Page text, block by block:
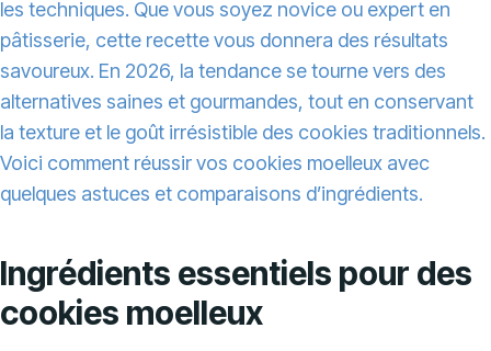
les techniques. Que vous soyez novice ou expert en
pâtisserie, cette recette vous donnera des résultats
savoureux. En 2026, la tendance se tourne vers des
alternatives saines et gourmandes, tout en conservant
la texture et le goût irrésistible des cookies traditionnels.
Voici comment réussir vos cookies moelleux avec
quelques astuces et comparaisons d’ingrédients.
Ingrédients essentiels pour des
cookies moelleux